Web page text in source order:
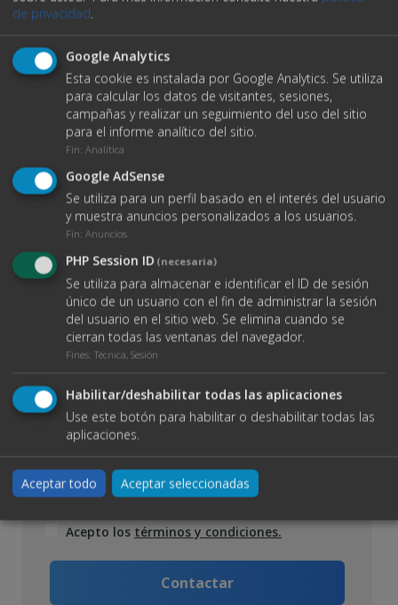
Nombre completo
Teléfono
Tipo de contrato:
Mensaje
Acepto los términos y condiciones.
Contactar
de privacidad.
Google Analytics
Esta cookie es instalada por Google Analytics. Se utiliza
para calcular los datos de visitantes, sesiones,
campañas y realizar un seguimiento del uso del sitio
para el informe analítico del sitio.
Fin: Analítica
Google AdSense
Se utiliza para un perfil basado en el interés del usuario
y muestra anuncios personalizados a los usuarios.
Fin: Anuncios
PHP Session ID (necesaria)
Se utiliza para almacenar e identificar el ID de sesión
único de un usuario con el fin de administrar la sesión
del usuario en el sitio web. Se elimina cuando se
cierran todas las ventanas del navegador.
Fines: Técnica, Sesión
Habilitar/deshabilitar todas las aplicaciones
Use este botón para habilitar o deshabilitar todas las
aplicaciones.
Aceptar todo Aceptar seleccionadas